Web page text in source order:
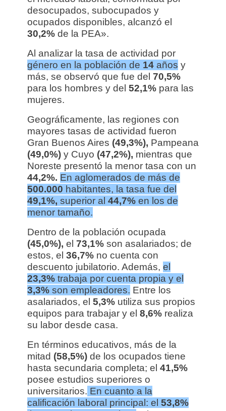
desocupados, subocupados y
ocupados disponibles, alcanzó el
30,2%de la PEA».
Al analizar la tasa de actividad por
género en la población de 14años y
más, se observó que fue del 70,5%
para los hombres y del 52,1%para las
mujeres.
Geográficamente, las regiones con
mayores tasas de actividad fueron
Gran Buenos Aires (49,3%), Pampeana
(49,0%)y Cuyo (47,2%), mientras que
Noreste presentó la menor tasa con un
44,2%. En aglomerados de más de
500.000 habitantes, la tasa fue del
49,1%, superior al 44,7%en los de
menor tamaño.
Dentro de la población ocupada
(45,0%), el 73,1%son asalariados; de
estos, el 36,7%no cuenta con
descuento jubilatorio. Además, el
23,3%trabaja por cuenta propia y el
3,3%son empleadores. Entre los
asalariados, el 5,3%utiliza sus propios
equipos para trabajar y el 8,6%realiza
su labor desde casa.
En términos educativos, más de la
mitad (58,5%)de los ocupados tiene
hasta secundaria completa; el 41,5%
posee estudios superiores o
universitarios. En cuanto a la
calificación laboral principal: el 53,8%